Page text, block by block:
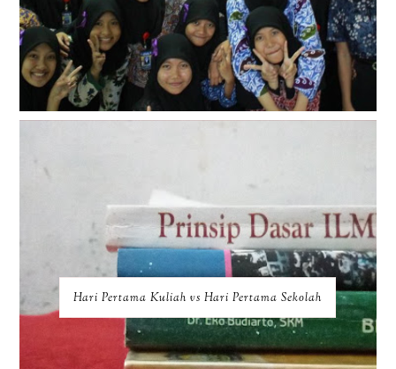
Hari Pertama Kuliah vs Hari Pertama Sekolah